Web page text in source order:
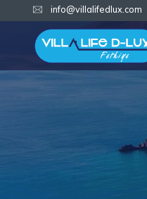
info@villalifedlux.com